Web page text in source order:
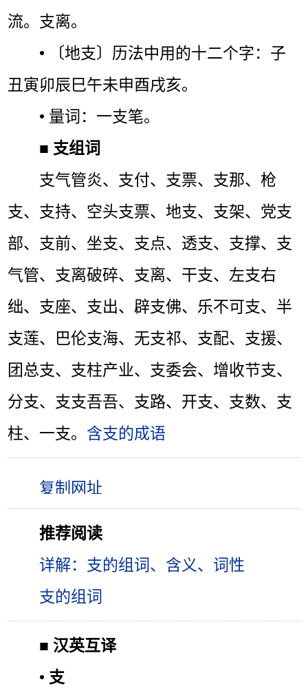
流。支离。
• 〔地支〕历法中用的十二个字：子
丑寅卯辰巳午未申酉戌亥。
• 量词：一支笔。
■ 支组词
支气管炎、支付、支票、支那、枪
支、支持、空头支票、地支、支架、党支
部、支前、坐支、支点、透支、支撑、支
气管、支离破碎、支离、干支、左支右
绌、支座、支出、辟支佛、乐不可支、半
支莲、巴伦支海、无支祁、支配、支援、
团总支、支柱产业、支委会、增收节支、
分支、支支吾吾、支路、开支、支数、支
柱、一支。 含支的成语
推荐阅读
详解：支的组词、含义、词性
支的组词
■ 汉英互译
• 支